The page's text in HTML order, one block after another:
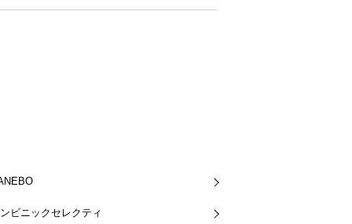
ビニックセレクティ